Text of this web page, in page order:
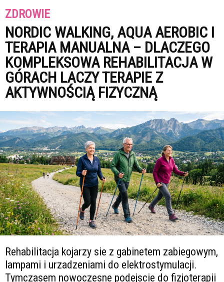
ZDROWIE
NORDIC WALKING, AQUA AEROBIC I
TERAPIA MANUALNA – DLACZEGO
KOMPLEKSOWA REHABILITACJA W
GÓRACH LACZY TERAPIE Z
AKTYWNOŚCIĄ FIZYCZNĄ
Rehabilitacja kojarzy sie z gabinetem zabiegowym,
lampami i urzadzeniami do elektrostymulacji.
Tymczasem nowoczesne podejscie do fizjoterapii